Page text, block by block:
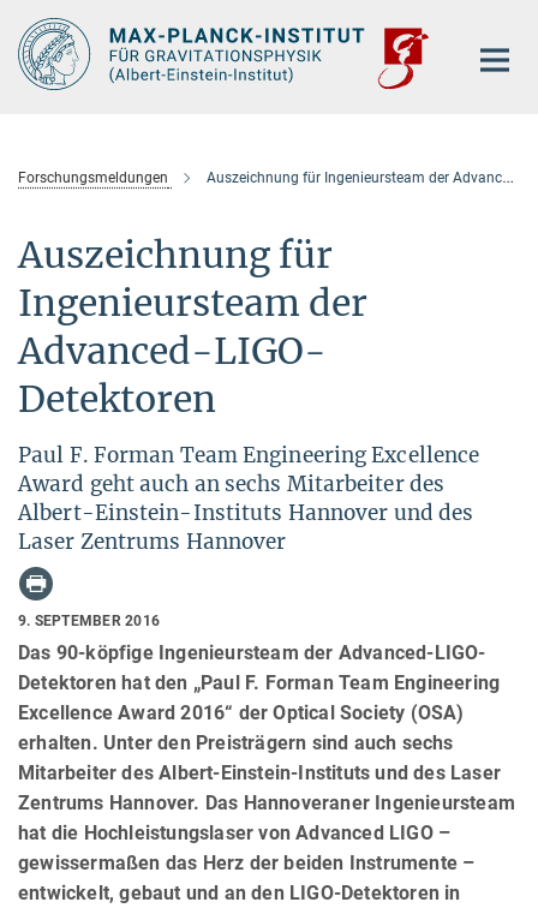
Hauptinhalt
Forschungsmeldungen Auszeichnung für Ingenieursteam der Advanced-LIGO-Detektoren
Auszeichnung für
Ingenieursteam der
Advanced-LIGO-
Detektoren
Paul F. Forman Team Engineering Excellence
Award geht auch an sechs Mitarbeiter des
Albert-Einstein-Instituts Hannover und des
Laser Zentrums Hannover
9. SEPTEMBER 2016
Das 90-köpfige Ingenieursteam der Advanced-LIGO-
Detektoren hat den „Paul F. Forman Team Engineering
Excellence Award 2016“ der Optical Society (OSA)
erhalten. Unter den Preisträgern sind auch sechs
Mitarbeiter des Albert-Einstein-Instituts und des Laser
Zentrums Hannover. Das Hannoveraner Ingenieursteam
hat die Hochleistungslaser von Advanced LIGO –
gewissermaßen das Herz der beiden Instrumente –
entwickelt, gebaut und an den LIGO-Detektoren in